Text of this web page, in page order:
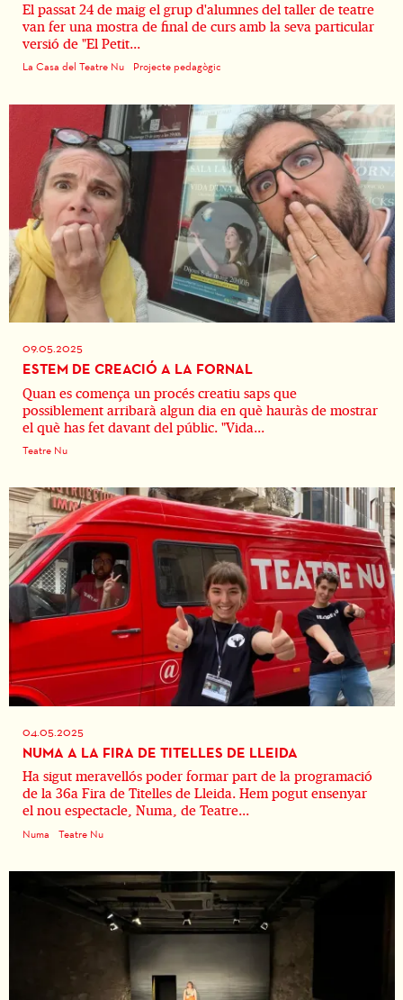
El passat 24 de maig el grup d'alumnes del taller de teatre
van fer una mostra de final de curs amb la seva particular
versió de "El Petit...
La Casa del Teatre Nu Projecte pedagògic
09.05.2025
ESTEM DE CREACIÓ A LA FORNAL
Quan es comença un procés creatiu saps que
possiblement arribarà algun dia en què hauràs de mostrar
el què has fet davant del públic. "Vida...
Teatre Nu
04.05.2025
NUMA A LA FIRA DE TITELLES DE LLEIDA
Ha sigut meravellós poder formar part de la programació
de la 36a Fira de Titelles de Lleida. Hem pogut ensenyar
el nou espectacle, Numa, de Teatre...
Numa Teatre Nu